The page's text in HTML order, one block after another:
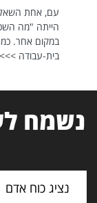
עם, אחת
הייתה "מה
במקום אחר.
בית-עבודה >>>
נשמח
נציג כוח אדם